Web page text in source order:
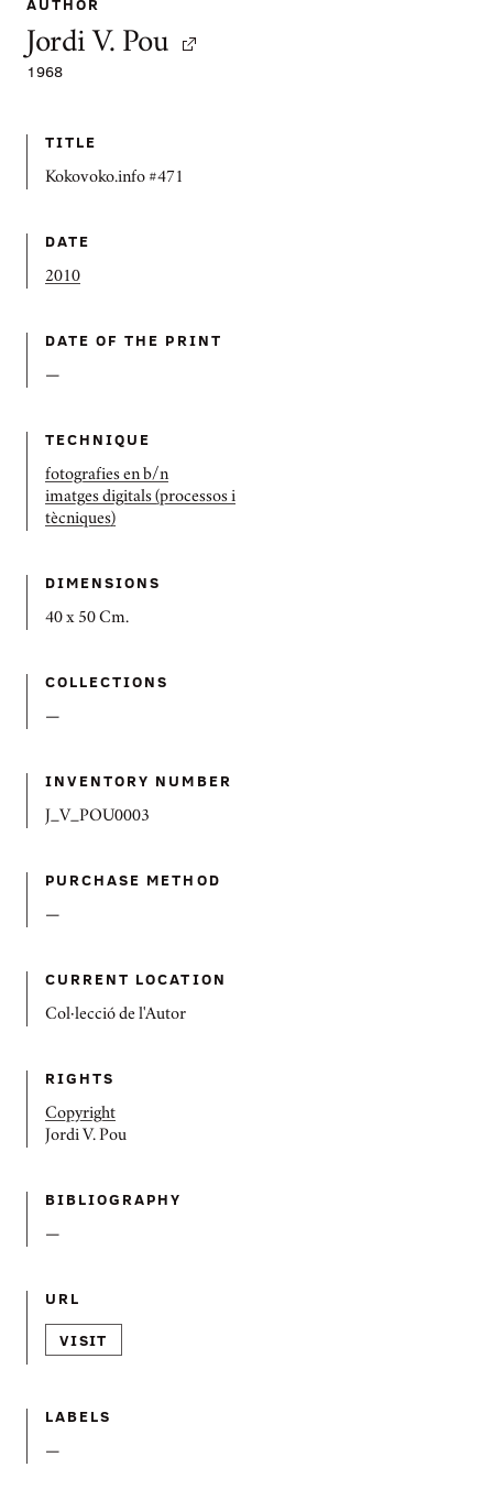
Jordi V. Pou
1968
TITLE
Kokovoko.info #471
DATE
2010
DATE OF THE PRINT
—
TECHNIQUE
fotografies en b/n
imatges digitals (processos i
tècniques)
DIMENSIONS
40 x 50 Cm.
COLLECTIONS
—
INVENTORY NUMBER
J_V_POU0003
PURCHASE METHOD
—
CURRENT LOCATION
Col·lecció de l'Autor
RIGHTS
Copyright
Jordi V. Pou
BIBLIOGRAPHY
—
URL
VISIT
LABELS
—